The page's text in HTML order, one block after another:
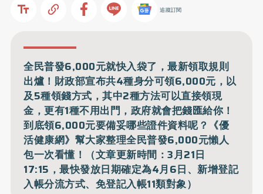
追蹤訂閱
全民普發6,000元就快入袋了，最新領取規則
出爐！財政部宣布共4種身分可領6,000元，以
及5種領錢方式，其中2種方法可以直接領現
金，更有1種不用出門，政府就會把錢匯給你！
到底領6,000元要備妥哪些證件資料呢？《優
活健康網》幫大家整理全民普發6,000元懶人
包一次看懂！（文章更新時間：3月21日
17:15，最快發放日期確定為4月6日、新增登記
入帳分流方式、免登記入帳11類對象）